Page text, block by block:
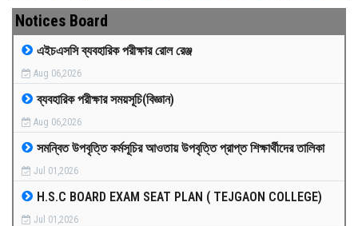
GALLERY
MEDIA
PAYMENT
CO-CURRICULUM
RESULTS
Notices Board
এইচএসসি ব্যবহারিক পরীক্ষার রোল রেঞ্জ
Aug 06,2026
ব্যবহারিক পরীক্ষার সময়সূচি(বিজ্ঞান)
Aug 06,2026
সমন্বিত উপবৃত্তি কর্মসূচির আওতায় উপবৃত্তি প্রাপ্ত শিক্ষার্থীদের তালিকা
Jul 01,2026
H.S.C BOARD EXAM SEAT PLAN ( TEJGAON COLLEGE)
Jul 01,2026